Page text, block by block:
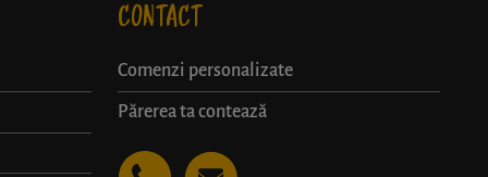
CONTACT
Comenzi personalizate
Părerea ta contează